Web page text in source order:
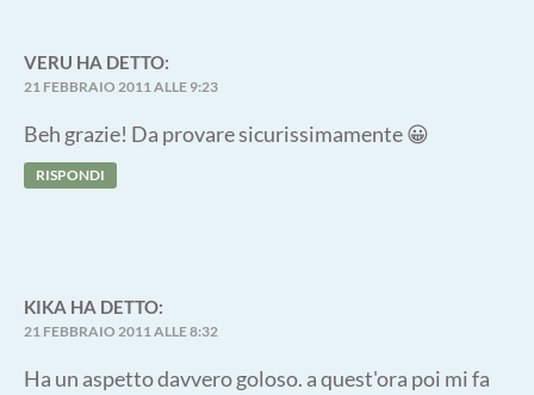
VERU HA DETTO:
21 FEBBRAIO 2011 ALLE 9:23
Beh grazie! Da provare sicurissimamente 😀
RISPONDI
KIKA HA DETTO:
21 FEBBRAIO 2011 ALLE 8:32
Ha un aspetto davvero goloso. a quest'ora poi mi fa